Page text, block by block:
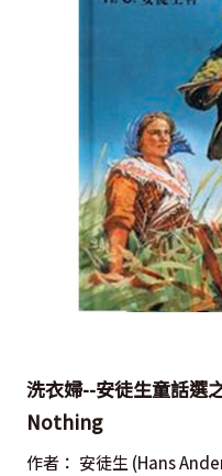
洗衣婦--安徒生童話選
Nothing
作者： 安徒生 (Hans